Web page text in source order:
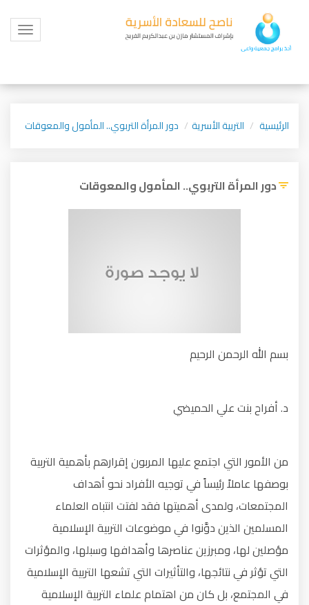
Toggle
الرئيسية التربية الأسرية دور المرأة التربوي.. المأمول والمعوقات
دور المرأة التربوي.. المأمول والمعوقات
بسم الله الرحمن الرحيم
د. أفراح بنت علي الحميضي
من الأمور التي اجتمع عليها المربون إقرارهم بأهمية التربية
بوصفها عاملاً رئيساً في توجيه الأفراد نحو أهداف
المجتمعات، ولمدى أهميتها فقد لفتت انتباه العلماء
المسلمين الذين دوَّنوا في موضوعات التربية الإسلامية
مؤصلين لها، ومبرزين عناصرها وأهدافها وسبلها، والمؤثرات
التي تؤثر في نتائجها، والتأثيرات التي تشعها التربية الإسلامية
في المجتمع، بل كان من اهتمام علماء التربية الإسلامية